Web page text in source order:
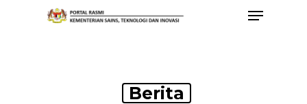
Menu
Berita